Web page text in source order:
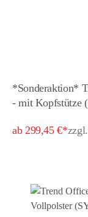
*Sonderaktion*
- mit Kopfstütze
ab 299,45 €*